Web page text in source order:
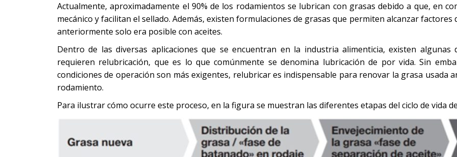
Actualmente, aproximadamente el 90% de los rodamientos se lubrican con grasas debido a que, en
mecánico y facilitan el sellado. Además, existen formulaciones de grasas que permiten alcanzar
anteriormente solo era posible con aceites.
Dentro de las diversas aplicaciones que se encuentran en la industria alimenticia, existen
requieren relubricación, que es lo que comúnmente se denomina lubricación de por vida. Sin
condiciones de operación son más exigentes, relubricar es indispensable para renovar la grasa usada
rodamiento.
Para ilustrar cómo ocurre este proceso, en la figura se muestran las diferentes etapas del ciclo de vida